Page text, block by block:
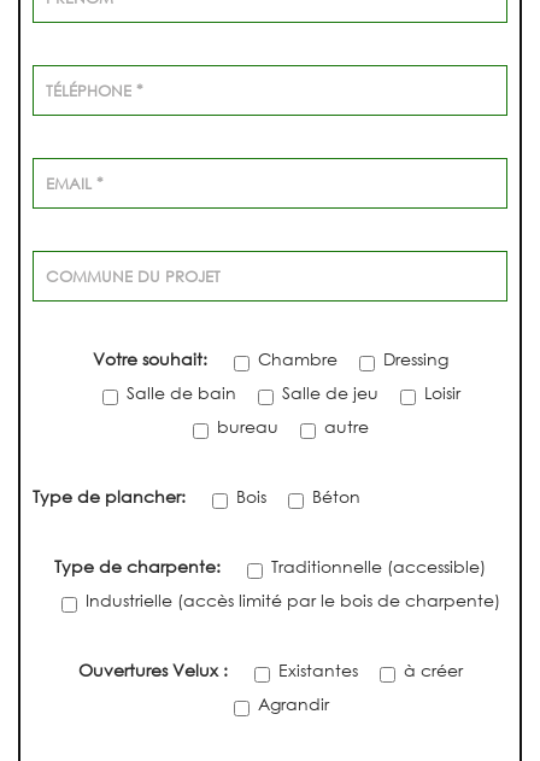
Votre souhait: Chambre
Dressing
Salle de bain
Salle de jeu
Loisir
bureau
autre
Type de plancher: Bois Béton
Type de charpente:
Traditionnelle (accessible)
Industrielle (accès limité par le bois de charpente)
Ouvertures Velux : Existantes
à créer
Agrandir